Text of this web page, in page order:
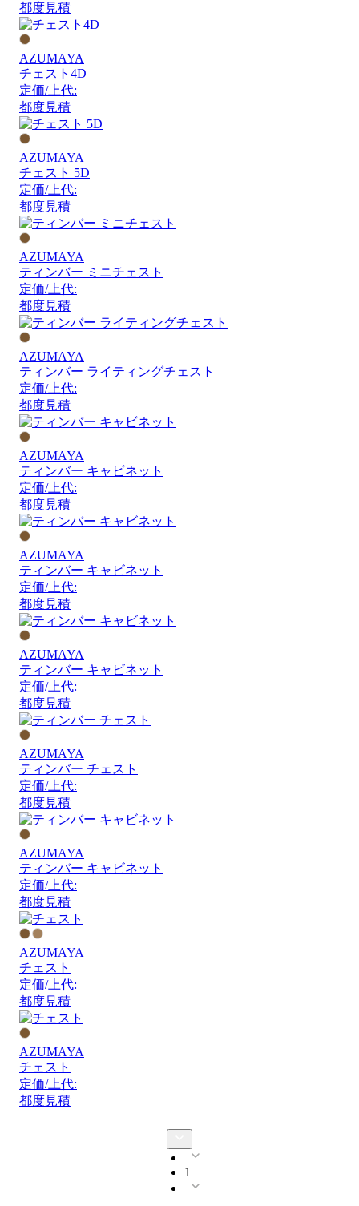
都度見積
AZUMAYA
チェスト4D
定価/上代:
都度見積
AZUMAYA
チェスト 5D
定価/上代:
都度見積
AZUMAYA
ティンバー ミニチェスト
定価/上代:
都度見積
AZUMAYA
ティンバー ライティングチェスト
定価/上代:
都度見積
AZUMAYA
ティンバー キャビネット
定価/上代:
都度見積
AZUMAYA
ティンバー キャビネット
定価/上代:
都度見積
AZUMAYA
ティンバー キャビネット
定価/上代:
都度見積
AZUMAYA
ティンバー チェスト
定価/上代:
都度見積
AZUMAYA
ティンバー キャビネット
定価/上代:
都度見積
AZUMAYA
チェスト
定価/上代:
都度見積
AZUMAYA
チェスト
定価/上代:
都度見積
1